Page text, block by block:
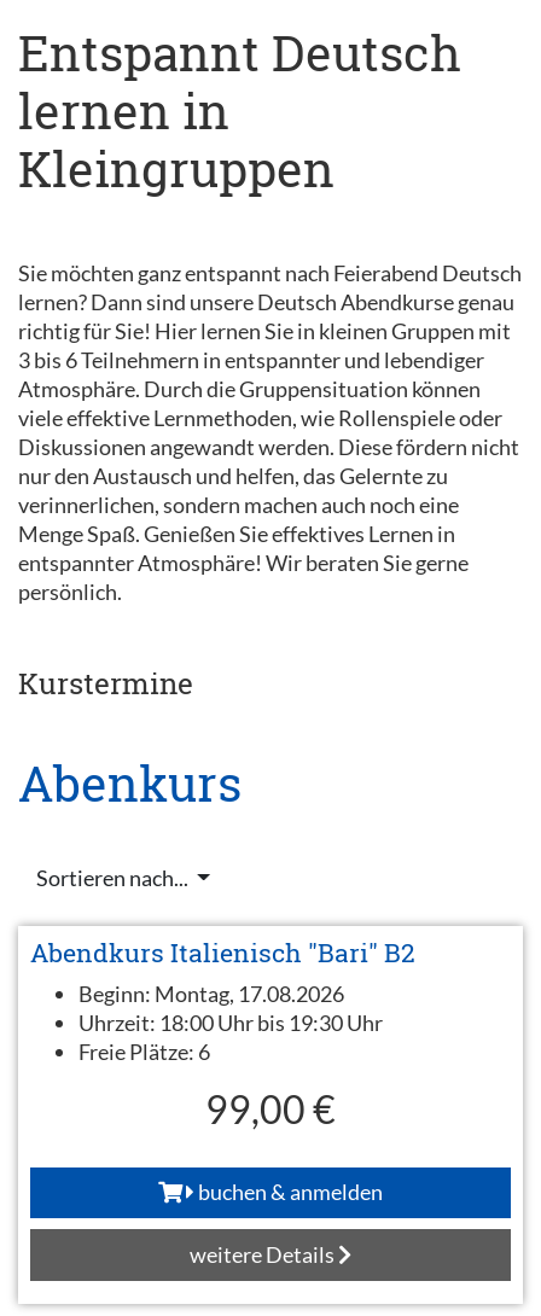
Entspannt Deutsch
lernen in
Kleingruppen
Sie möchten ganz entspannt nach Feierabend Deutsch
lernen? Dann sind unsere Deutsch Abendkurse genau
richtig für Sie! Hier lernen Sie in kleinen Gruppen mit
3 bis 6 Teilnehmern in entspannter und lebendiger
Atmosphäre. Durch die Gruppensituation können
viele effektive Lernmethoden, wie Rollenspiele oder
Diskussionen angewandt werden. Diese fördern nicht
nur den Austausch und helfen, das Gelernte zu
verinnerlichen, sondern machen auch noch eine
Menge Spaß. Genießen Sie effektives Lernen in
entspannter Atmosphäre! Wir beraten Sie gerne
persönlich.
Kurstermine
Abenkurs
Sortieren nach...
Abendkurs Italienisch "Bari" B2
Beginn: Montag, 17.08.2026
Uhrzeit: 18:00 Uhr bis 19:30 Uhr
Freie Plätze: 6
99,00 €
buchen & anmelden
weitere Details